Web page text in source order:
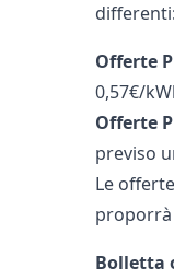
differenti:
Offerte
0,57€/
Offerte
previso
Le
proporrà
Bolletta